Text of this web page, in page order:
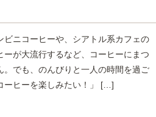
ビニコーヒーや、シアトル系カフェの
ーが大流行するなど、コーヒーにまつ
。でも、のんびりと一人の時間を過ご
ーヒーを楽しみたい！」 […]